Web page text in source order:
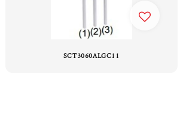
SCT3060ALGC11